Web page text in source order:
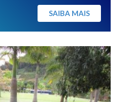
SAIBA MAIS